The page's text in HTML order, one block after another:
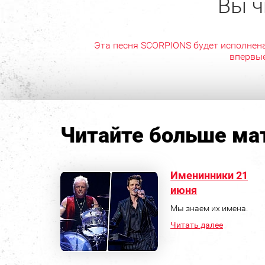
Вы
Эта песня SCORPIONS будет
Читайте больше
Именинники 21
июня
Мы знаем их имена.
Читать далее